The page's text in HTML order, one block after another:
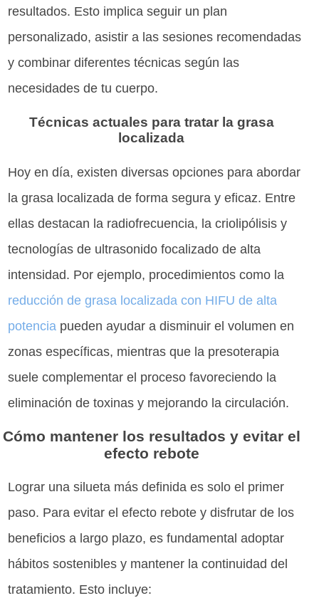
resultados. Esto implica seguir un plan
personalizado, asistir a las sesiones recomendadas
y combinar diferentes técnicas según las
necesidades de tu cuerpo.
Técnicas actuales para tratar la grasa
localizada
Hoy en día, existen diversas opciones para abordar
la grasa localizada de forma segura y eficaz. Entre
ellas destacan la radiofrecuencia, la criolipólisis y
tecnologías de ultrasonido focalizado de alta
intensidad. Por ejemplo, procedimientos como la
reducción de grasa localizada con HIFU de alta
potencia pueden ayudar a disminuir el volumen en
zonas específicas, mientras que la presoterapia
suele complementar el proceso favoreciendo la
eliminación de toxinas y mejorando la circulación.
Cómo mantener los resultados y evitar el
efecto rebote
Lograr una silueta más definida es solo el primer
paso. Para evitar el efecto rebote y disfrutar de los
beneficios a largo plazo, es fundamental adoptar
hábitos sostenibles y mantener la continuidad del
tratamiento. Esto incluye: